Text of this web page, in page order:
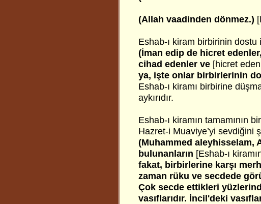
(Allah vaadinden dönmez.)
Eshab-ı kiram birbirinin
(İman edip de hicret
cihad edenler ve [hicret
ya, işte onlar birbirlerinin
Eshab-ı kiramı birbirine
aykırıdır.
Eshab-ı kiramın tamamının
Hazret-i Muaviye’yi sevdiğini
(Muhammed aleyhisselam,
bulunanların [Eshab-ı
fakat, birbirlerine karşı
zaman rüku ve secdede
Çok secde ettikleri
vasıflarıdır. İncil'deki